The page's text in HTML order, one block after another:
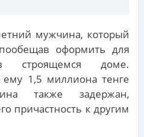
мужчина, который
оформить для
строящемся доме.
ему 1,5 миллиона тенге
также задержан,
причастность к другим